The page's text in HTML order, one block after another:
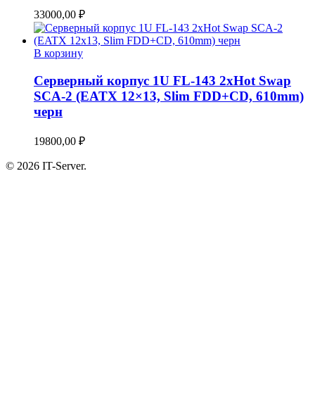
33000,00 ₽
В корзину
Серверный корпус 1U FL-143 2xHot Swap
SCA-2 (EATX 12×13, Slim FDD+CD, 610mm)
черн
19800,00 ₽
© 2026 IT-Server.